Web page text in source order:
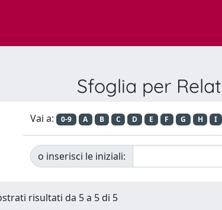
Sfoglia per
Vai a: 0-9 A B C D E F G H I
o inserisci le iniziali:
risultati da 5 a 5 di 5